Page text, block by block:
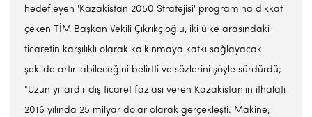
hedefleyen 'Kazakistan 2050 Stratejisi' programına dikkat
çeken TİM Başkan Vekili Çıkrıkçıoğlu, iki ülke arasındaki
ticaretin karşılıklı olarak kalkınmaya katkı sağlayacak
şekilde artırılabileceğini belirtti ve sözlerini şöyle sürdürdü;
"Uzun yıllardır dış ticaret fazlası veren Kazakistan'ın ithalatı
2016 yılında 25 milyar dolar olarak gerçekleşti. Makine,